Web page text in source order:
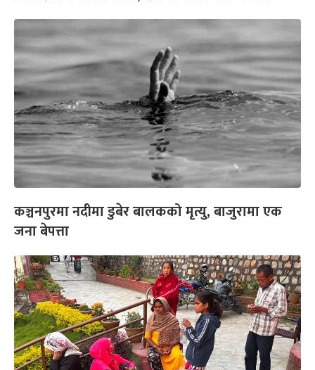
कञ्चनपुरमा नदीमा डुबेर बालकको मृत्यु, बाजुरामा एक
जना बेपत्ता